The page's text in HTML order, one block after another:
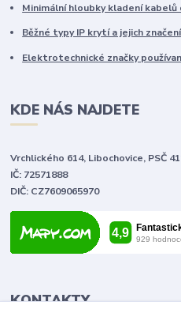
Minimální hloubky kladení kabelů
Běžné typy IP krytí a jejich značení
Elektrotechnické značky
KDE NÁS NAJDETE
Vrchlického 614, Libochovice, PSČ
IČ: 72571888
DIČ: CZ7609065970
KONTAKTY